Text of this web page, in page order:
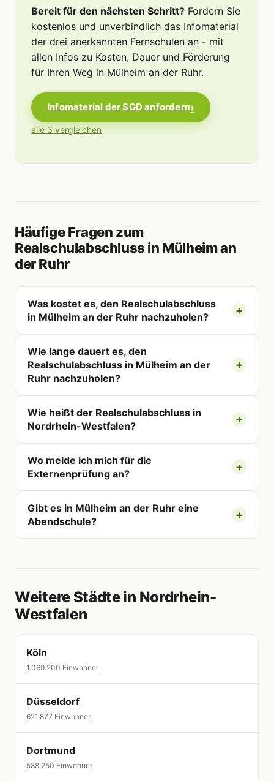
Bereit für den nächsten Schritt? Fordern Sie
kostenlos und unverbindlich das Infomaterial
der drei anerkannten Fernschulen an - mit
allen Infos zu Kosten, Dauer und Förderung
für Ihren Weg in Mülheim an der Ruhr.
Infomaterial der SGD anfordern
alle 3 vergleichen
Häufige Fragen zum
Realschulabschluss in Mülheim an
der Ruhr
Was kostet es, den Realschulabschluss
in Mülheim an der Ruhr nachzuholen?
Wie lange dauert es, den
Realschulabschluss in Mülheim an der
Ruhr nachzuholen?
Wie heißt der Realschulabschluss in
Nordrhein-Westfalen?
Wo melde ich mich für die
Externenprüfung an?
Gibt es in Mülheim an der Ruhr eine
Abendschule?
Weitere Städte in Nordrhein-
Westfalen
Köln
1.069.200 Einwohner
Düsseldorf
621.877 Einwohner
Dortmund
588.250 Einwohner